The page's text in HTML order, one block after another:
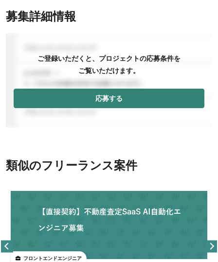
募集詳細情報
ご登録いただくと、プロジェクトの応募条件を
ご覧いただけます。
応募する
類似のフリーランス案件
フロントエンドエンジニア